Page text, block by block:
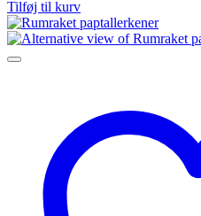
Tilføj til kurv